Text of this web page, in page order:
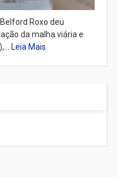
Roxo deu
da malha viária e
Leia Mais